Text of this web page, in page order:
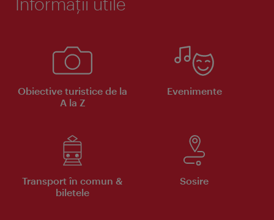
Obiective turistice de la
A la Z
Evenimente
Transport în comun &
biletele
Sosire